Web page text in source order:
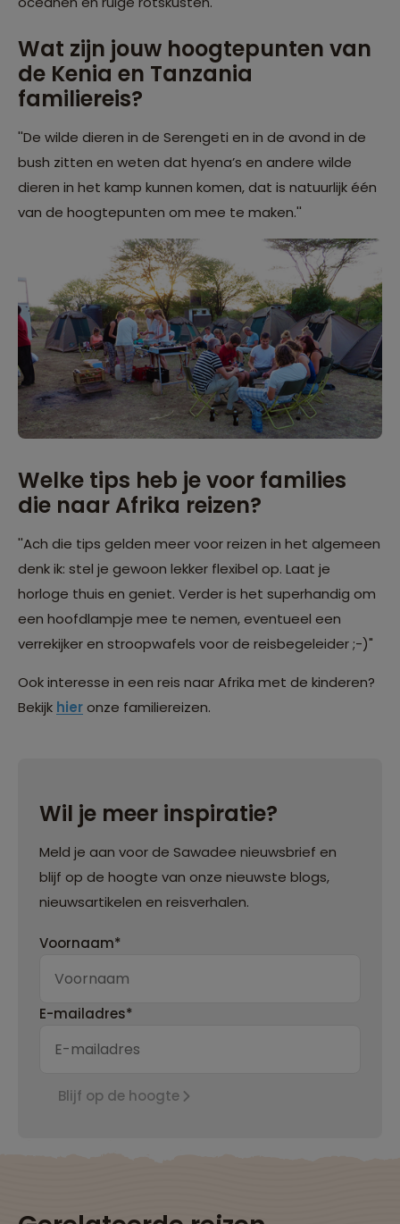
Wat zijn jouw hoogtepunten van
de Kenia en Tanzania
familiereis?
''De wilde dieren in de Serengeti en in de avond in de
bush zitten en weten dat hyena’s en andere wilde
dieren in het kamp kunnen komen, dat is natuurlijk één
van de hoogtepunten om mee te maken.''
Welke tips heb je voor families
die naar Afrika reizen?
''Ach die tips gelden meer voor reizen in het algemeen
denk ik: stel je gewoon lekker flexibel op. Laat je
horloge thuis en geniet. Verder is het superhandig om
een hoofdlampje mee te nemen, eventueel een
verrekijker en stroopwafels voor de reisbegeleider ;-)"
Ook interesse in een reis naar Afrika met de kinderen?
Bekijk hieronze familiereizen.
Wil je meer inspiratie?
Meld je aan voor de Sawadee nieuwsbrief en
blijf op de hoogte van onze nieuwste blogs,
nieuwsartikelen en reisverhalen.
Voornaam*
E-mailadres*
Blijf op de hoogte